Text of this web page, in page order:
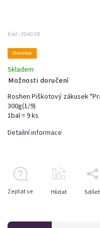
Kód: 29402R
Novinka
Skladem
Možnosti doručení
Roshen Piškotový zákusek
300g(1/9)
1bal = 9 ks
Detailní informace
Zeptat se Hlídat Sdílet